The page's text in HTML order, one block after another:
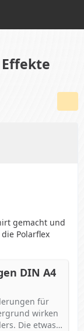
gemacht und
Polarflex
DIN A4
für
wirken
Die etwas…